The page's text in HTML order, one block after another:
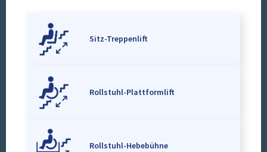
Sitz-Treppenlift
Rollstuhl-Plattformlift
Rollstuhl-Hebebühne